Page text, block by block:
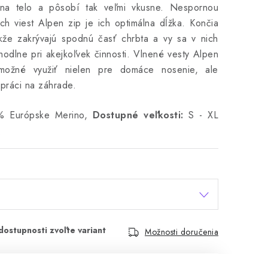
telo a pôsobí tak veľmi vkusne. Nespornou
viest Alpen zip je ich optimálna dĺžka. Končia
zakrývajú spodnú časť chrbta a vy sa v nich
pri akejkoľvek činnosti. Vlnené vesty Alpen
využiť nielen pre domáce nosenie, ale
na záhrade.
Európske Merino, Dostupné veľkosti: S - XL
Možnosti doručenia